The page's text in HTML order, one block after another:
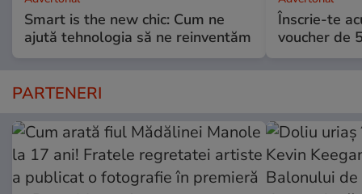
Smart is the new chic: Cum ne
ajută tehnologia să ne reinventăm
Înscrie-te
voucher de
PARTENERI